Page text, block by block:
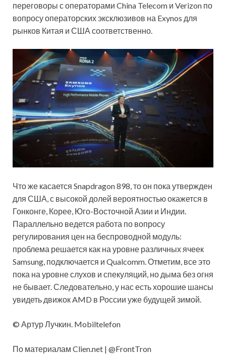
переговоры с операторами China Telecom и Verizon по
вопросу операторских эксклюзивов на Exynos для
рынков Китая и США соответственно.
Что же касается Snapdragon 898, то он пока утвержден
для США, с высокой долей вероятностью окажется в
Гонконге, Корее, Юго-Восточной Азии и Индии.
Параллельно ведется работа по вопросу
регулирования цен на беспроводной модуль:
проблема решается как на уровне различных ячеек
Samsung, подключается и Qualcomm. Отметим, все это
пока на уровне слухов и спекуляций, но дыма без огня
не бывает. Следовательно, у нас есть хорошие шансы
увидеть движок AMD в России уже будущей зимой.
© Артур Лучкин. Mobiltelefon
По материалам Clien.net | @FrontTron